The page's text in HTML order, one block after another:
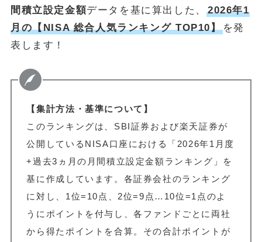
間積立設定金額データを基に算出した、
2026年1
月の【NISA 総合人気ランキング TOP10】を発
表します！
【集計方法・基準について】
このランキングは、SBI証券および楽天証券が
公開しているNISA口座における「2026年1月度
+過去3ヵ月の月間積立設定金額ランキング」を
基に作成しています。各証券会社のランキング
に対し、1位=10点、2位=9点…10位=1点のよ
うにポイントを付与し、各ファンドごとに両社
から得たポイントを合算。その合計ポイントが